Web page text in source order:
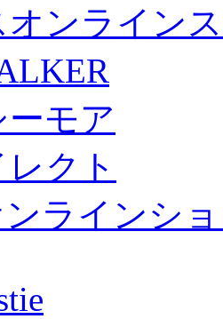
ンライン
モア
クト
ラインシ